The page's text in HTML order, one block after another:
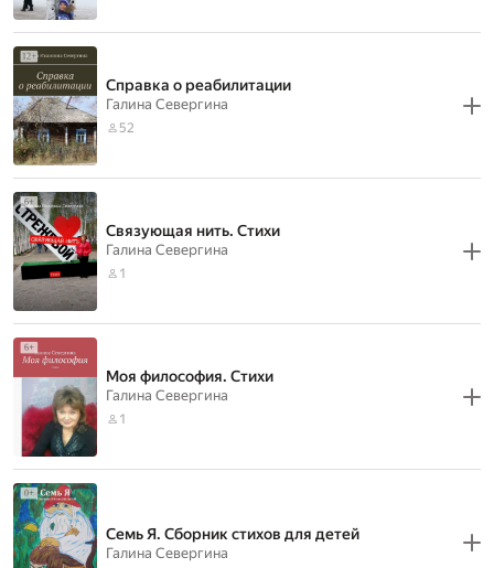
Справка о реабилитации
Галина Севергина
52
Связующая нить. Стихи
Галина Севергина
1
Моя философия. Стихи
Галина Севергина
1
Семь Я. Сборник стихов для детей
Галина Севергина